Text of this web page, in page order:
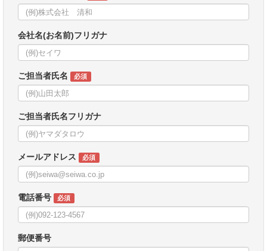
会社名(お名前)フリガナ
ご担当者氏名 必須
ご担当者氏名フリガナ
メールアドレス 必須
電話番号 必須
郵便番号